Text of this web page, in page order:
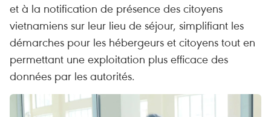
et à la notification de présence des citoyens
vietnamiens sur leur lieu de séjour, simplifiant les
démarches pour les hébergeurs et citoyens tout en
permettant une exploitation plus efficace des
données par les autorités.